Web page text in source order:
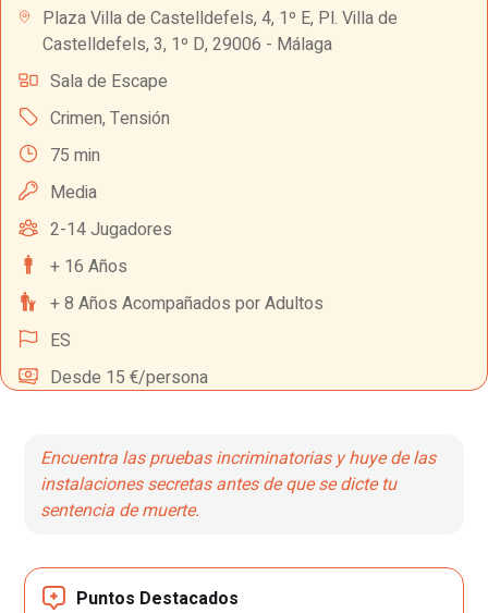
Plaza Villa de Castelldefels, 4, 1º E, Pl. Villa de
Castelldefels, 3, 1º D, 29006 - Málaga
Sala de Escape
Crimen, Tensión
75 min
Media
2-14 Jugadores
+ 16 Años
+ 8 Años Acompañados por Adultos
ES
Desde 15 €/persona
Encuentra las pruebas incriminatorias y huye de las
instalaciones secretas antes de que se dicte tu
sentencia de muerte.
Puntos Destacados